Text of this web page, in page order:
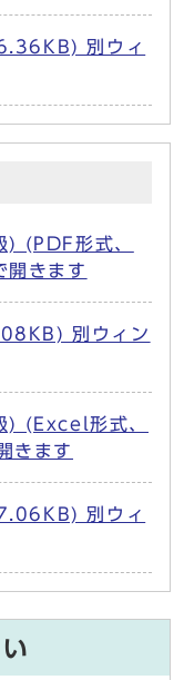
別ウィ
) (PDF形式、
きます
別ウィン
) (Excel形式、
きます
別ウィ